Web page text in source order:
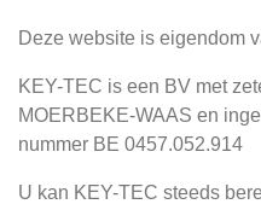
Deze website is eigendom
KEY-TEC is een BV met
MOERBEKE-WAAS en
nummer BE 0457.052.914
U kan KEY-TEC steeds